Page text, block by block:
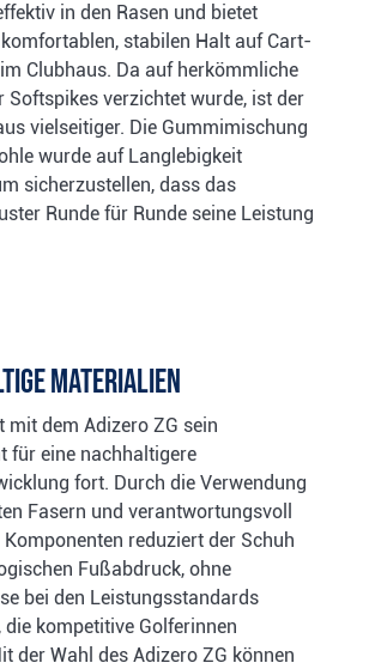
in den Rasen und bietet
stabilen Halt auf Cart-
Clubhaus. Da auf herkömmliche
Softspikes verzichtet wurde, ist der
vielseitiger. Die Gummimischung
wurde auf Langlebigkeit
sicherzustellen, dass das
Runde für Runde seine Leistung
Materialien
mit dem Adizero ZG sein
für eine nachhaltigere
fort. Durch die Verwendung
Fasern und verantwortungsvoll
reduziert der Schuh
Fußabdruck, ohne
bei den Leistungsstandards
die kompetitive Golferinnen
der Wahl des Adizero ZG können